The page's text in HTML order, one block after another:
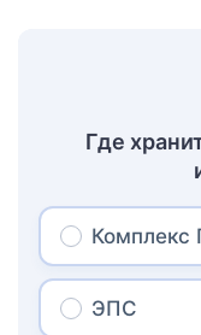
Где
Комплекс
ЭПС